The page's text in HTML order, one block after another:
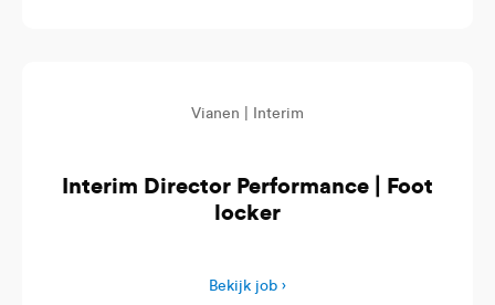
Vianen | Interim
Interim Director Performance | Foot
locker
Bekijk job ›